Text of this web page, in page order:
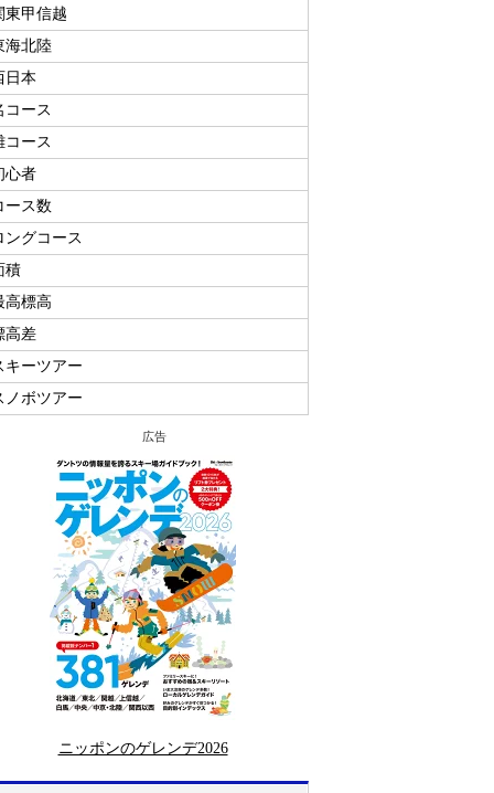
東甲信越
海北陸
日本
コース
コース
心者
ース数
ングコース
積
高標高
高差
キーツアー
ノボツアー
広告
ニッポンのゲレンデ2026